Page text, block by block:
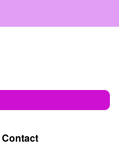
Contact